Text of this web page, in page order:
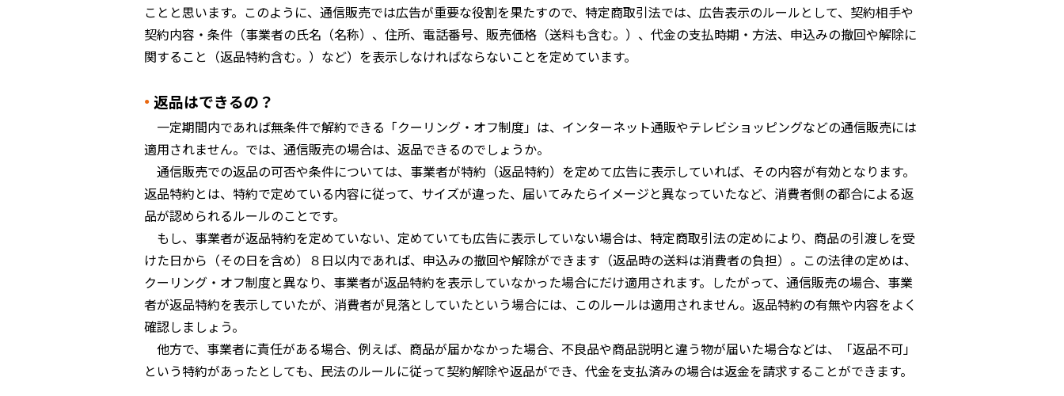
ことと思います。このように、通信販売では広告が重要な役割を果たすので、特定商取引法では、広告表示のルールとして、契約相手や
契約内容・条件（事業者の氏名（名称）、住所、電話番号、販売価格（送料も含む。）、代金の支払時期・方法、申込みの撤回や解除に
関すること（返品特約含む。）など）を表示しなければならないことを定めています。
返品はできるの？
一定期間内であれば無条件で解約できる「クーリング・オフ制度」は、インターネット通販やテレビショッピングなどの通信販売には
適用されません。では、通信販売の場合は、返品できるのでしょうか。
通信販売での返品の可否や条件については、事業者が特約（返品特約）を定めて広告に表示していれば、その内容が有効となります。
返品特約とは、特約で定めている内容に従って、サイズが違った、届いてみたらイメージと異なっていたなど、消費者側の都合による返
品が認められるルールのことです。
もし、事業者が返品特約を定めていない、定めていても広告に表示していない場合は、特定商取引法の定めにより、商品の引渡しを受
けた日から（その日を含め）８日以内であれば、申込みの撤回や解除ができます（返品時の送料は消費者の負担）。この法律の定めは、
クーリング・オフ制度と異なり、事業者が返品特約を表示していなかった場合にだけ適用されます。したがって、通信販売の場合、事業
者が返品特約を表示していたが、消費者が見落としていたという場合には、このルールは適用されません。返品特約の有無や内容をよく
確認しましょう。
他方で、事業者に責任がある場合、例えば、商品が届かなかった場合、不良品や商品説明と違う物が届いた場合などは、「返品不可」
という特約があったとしても、民法のルールに従って契約解除や返品ができ、代金を支払済みの場合は返金を請求することができます。